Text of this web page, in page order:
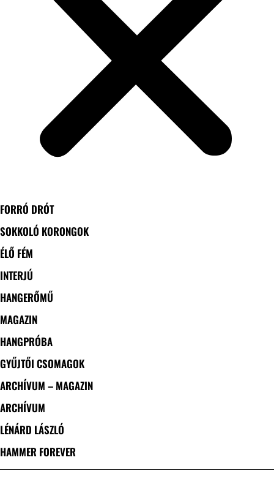
FORRÓ DRÓT
SOKKOLÓ KORONGOK
ÉLŐ FÉM
INTERJÚ
HANGERŐMŰ
MAGAZIN
HANGPRÓBA
GYŰJTŐI CSOMAGOK
ARCHÍVUM – MAGAZIN
ARCHÍVUM
LÉNÁRD LÁSZLÓ
HAMMER FOREVER